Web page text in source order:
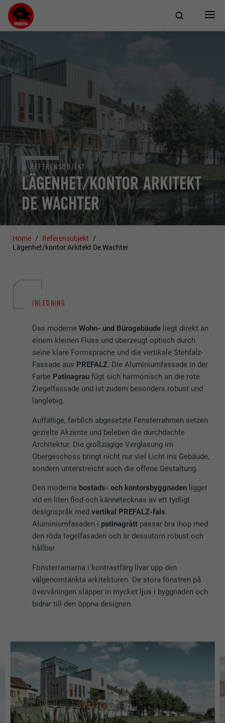
LÄGENHET/KONTOR ARKITEKT
DE WACHTER
REFERENSOBJEKT
Home
Referensobjekt
Lägenhet/kontor Arkitekt De Wachter
INLEDNING
Das moderneWohn- und Bürogebäude liegt direkt an
einem kleinen Fluss und überzeugt optisch durch
seine klare Formsprache und die vertikale Stehfalz-
Fassade aus PREFALZ. Die Aluminiumfassade in der
Farbe Patinagrau fügt sich harmonisch an die rote
Ziegelfassade und ist zudem besonders robust und
langlebig.
Auffällige, farblich abgesetzte Fensterrahmen setzen
gezielte Akzente und beleben die durchdachte
Architektur. Die großzügige Verglasung im
Obergeschoss bringt nicht nur viel Licht ins Gebäude,
sondern unterstreicht auch die offene Gestaltung.
Den moderna bostads- och kontorsbyggnaden ligger
vid en liten flod och kännetecknas av ett tydligt
designspråk medvertikal PREFALZ-fals.
Aluminiumfasaden i patinagrått passar bra ihop med
den röda tegelfasaden och är dessutom robust och
hållbar.
Fönsterramarna i kontrastfärg livar upp den
välgenomtänkta arkitekturen. De stora fönstren på
övervåningen släpper in mycket ljus i byggnaden och
bidrar till den öppna designen.